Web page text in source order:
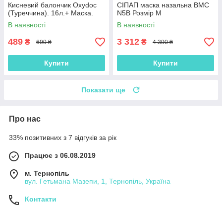
Кисневий балончик Oxydoc
(Туреччина). 16л.+ Маска.
В наявності
489 ₴ 690 ₴
Купити
СІПАП маска назальна BMC
N5B Розмір M
В наявності
3 312 ₴ 4 300 ₴
Купити
Показати ще
Про нас
33% позитивних з 7 відгуків за рік
Працює з 06.08.2019
м. Тернопіль
вул. Гетьмана Мазепи, 1, Тернопіль, Україна
Контакти